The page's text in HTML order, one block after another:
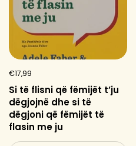
€17,99
Si të flisni që fëmijët t’ju
dëgjojnë dhe si të
dëgjoni që fëmijët të
flasin me ju